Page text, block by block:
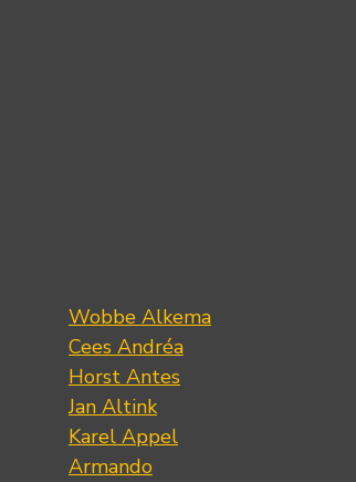
Wobbe Alkema
Cees Andréa
Horst Antes
Jan Altink
Karel Appel
Armando